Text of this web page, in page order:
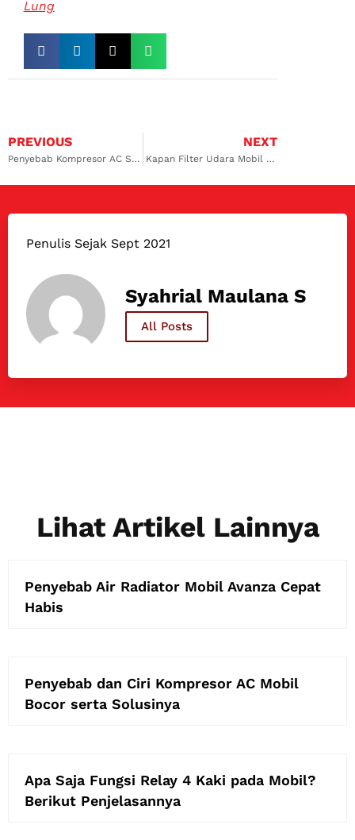
Lung
PREVIOUS
Penyebab Kompresor AC Suzuki Swift Lemah, Salah Freon?
NEXT
Kapan Filter Udara Mobil Harus Diganti? Berikut Penjelasannya
Penulis Sejak Sept 2021
Syahrial Maulana S
All Posts
Lihat Artikel Lainnya
Penyebab Air Radiator Mobil Avanza Cepat
Habis
Penyebab dan Ciri Kompresor AC Mobil
Bocor serta Solusinya
Apa Saja Fungsi Relay 4 Kaki pada Mobil?
Berikut Penjelasannya